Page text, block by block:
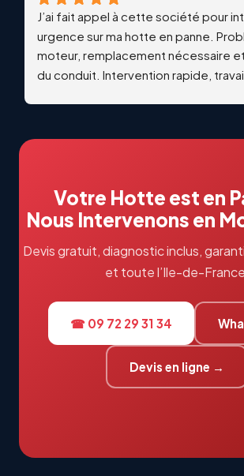
J’ai fait appel à cette société pour
urgence sur ma hotte en panne.
moteur, remplacement nécessaire
du conduit. Intervention rapide,
Votre Hotte est en
Nous Intervenons en
Devis gratuit, diagnostic inclus,
et toute l’Ile-de-
☎ 09 72 29 31 34
Devis en ligne →